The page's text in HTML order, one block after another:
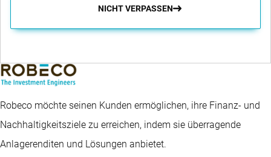
NICHT VERPASSEN
Robeco möchte seinen Kunden ermöglichen, ihre Finanz- und
Nachhaltigkeitsziele zu erreichen, indem sie überragende
Anlagerenditen und Lösungen anbietet.